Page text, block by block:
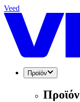
Veed
Προϊόν
Προϊόν